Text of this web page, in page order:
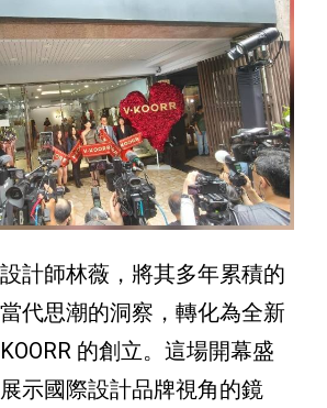
計師林薇，將其多年累積的
代思潮的洞察，轉化為全新
的創立。這場開幕盛
示國際設計品牌視角的鏡